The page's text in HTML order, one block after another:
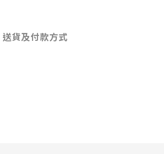
送貨及付款方式